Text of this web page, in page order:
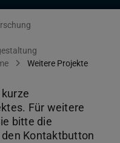
Weitere Projekte
Für weitere
bitte die
Kontaktbutton